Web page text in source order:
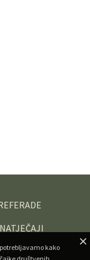
NATJEČAJI
-
kako